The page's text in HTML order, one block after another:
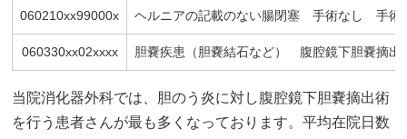
060210xx99000x ヘルニアの記載のない腸閉塞 手術なし 手
060330xx02xxxx 胆嚢疾患（胆嚢結石など） 腹腔鏡下胆嚢摘出
当院消化器外科では、胆のう炎に対し腹腔鏡下胆嚢摘出術
を行う患者さんが最も多くなっております。平均在院日数